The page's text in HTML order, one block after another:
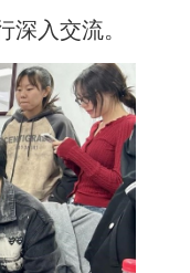
深入交流。